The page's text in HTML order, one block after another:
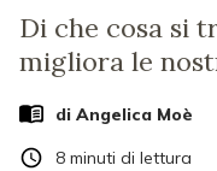
Di che cosa si
migliora le
di Angelica Moè
8 minuti di lettura